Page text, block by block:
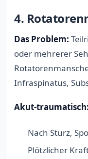
4.
Das Problem:
oder mehrerer
Infraspinatus,
Akut-traumatisch:
Nach Sturz,
Plötzlicher